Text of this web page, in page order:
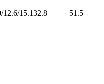
12.6/15.132.8 51.5